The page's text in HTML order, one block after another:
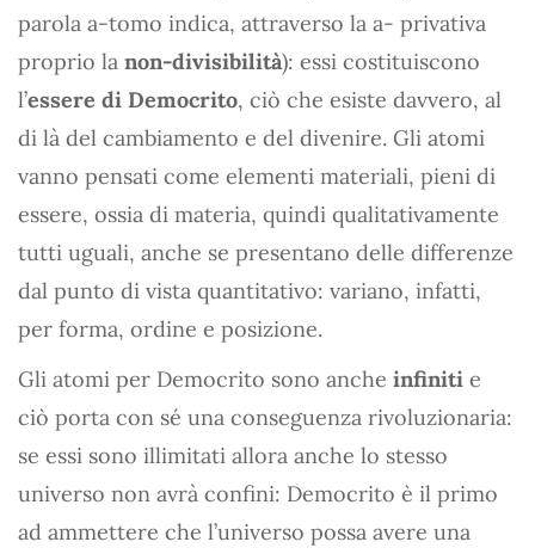
parola a-tomo indica, attraverso la a- privativa
proprio la non-divisibilità): essi costituiscono
l’essere di Democrito, ciò che esiste davvero, al
di là del cambiamento e del divenire. Gli atomi
vanno pensati come elementi materiali, pieni di
essere, ossia di materia, quindi qualitativamente
tutti uguali, anche se presentano delle differenze
dal punto di vista quantitativo: variano, infatti,
per forma, ordine e posizione.
Gli atomi per Democrito sono anche infiniti e
ciò porta con sé una conseguenza rivoluzionaria:
se essi sono illimitati allora anche lo stesso
universo non avrà confini: Democrito è il primo
ad ammettere che l’universo possa avere una